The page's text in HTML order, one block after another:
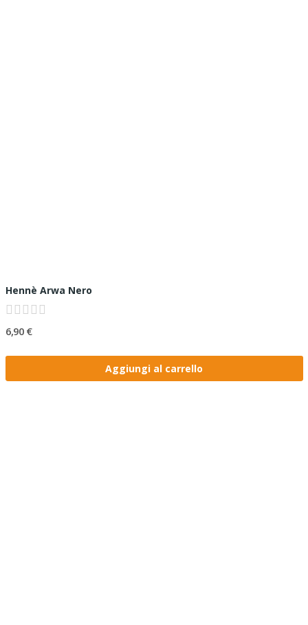
Hennè Arwa Nero
6,90 €
Aggiungi al carrello